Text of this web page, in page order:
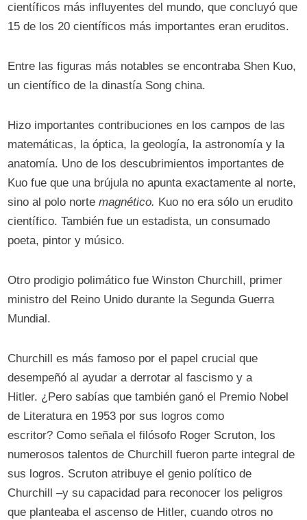
científicos más influyentes del mundo, que concluyó que
15 de los 20 científicos más importantes eran eruditos.
Entre las figuras más notables se encontraba Shen Kuo,
un científico de la dinastía Song china.
Hizo importantes contribuciones en los campos de las
matemáticas, la óptica, la geología, la astronomía y la
anatomía. Uno de los descubrimientos importantes de
Kuo fue que una brújula no apunta exactamente al norte,
sino al polo nortemagnético. Kuo no era sólo un erudito
científico. También fue un estadista, un consumado
poeta, pintor y músico.
Otro prodigio polimático fue Winston Churchill, primer
ministro del Reino Unido durante la Segunda Guerra
Mundial.
Churchill es más famoso por el papel crucial que
desempeñó al ayudar a derrotar al fascismo y a
Hitler. ¿Pero sabías que también ganó el Premio Nobel
de Literatura en 1953 por sus logros como
escritor? Como señala el filósofo Roger Scruton, los
numerosos talentos de Churchill fueron parte integral de
sus logros. Scruton atribuye el genio político de
Churchill –y su capacidad para reconocer los peligros
que planteaba el ascenso de Hitler, cuando otros no